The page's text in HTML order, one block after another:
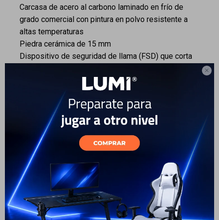

Carcasa de acero al carbono laminado en frío de
grado comercial con pintura en polvo resistente a
altas temperaturas
Piedra cerámica de 15 mm
Dispositivo de seguridad de llama (FSD) que corta
Compatible con garrafas de supergas de 11 kg, 13
kg y 3 kg (para garrafa de 3 kg se debe cambiar la
Quemador de gas en forma de L con llama efecto
cascada
Potencia máxima: 8,49 kWh (29.000 BTU)
Patas plegables para fácil transporte y
almacenamiento
No compatible con gas natural